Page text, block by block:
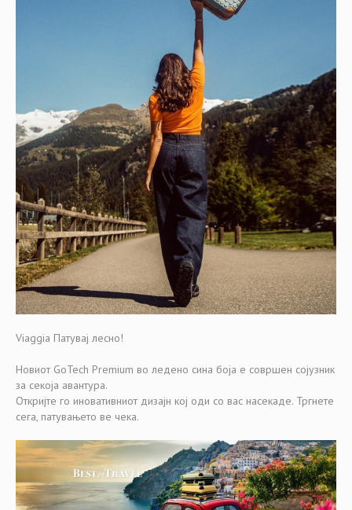
Viaggia Патувај лесно!
Новиот GoTech Premium во ледено сина боја е совршен сојузник
за секоја авантура.
Откријте го иновативниот дизајн кој оди со вас насекаде. Тргнете
сега, патувањето ве чека.